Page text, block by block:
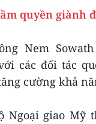
quyền giành
Nem
các đối tác
cường khả
Ngoại giao Mỹ